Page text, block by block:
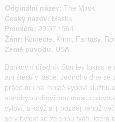
Originální název: The Mask
Český název: Maska
Premiéra: 29.07.1994
Žánr: Komedie, Krimi, Fantasy,
Země původu: USA
Bankovní úředník Stanley Ipkiss
ani štěstí v lásce. Jednoho dne se
práce mu na mostě vypoví službu
starobylou dřevěnou masku
vyloví, a když si ji později téhož
se v bytost se zelenou tváří, která